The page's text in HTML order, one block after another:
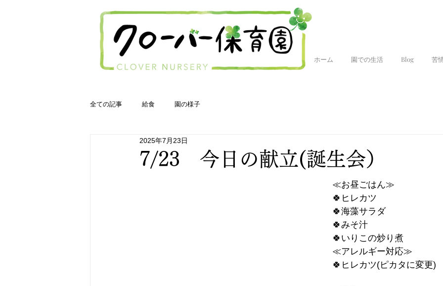
ホーム 園での生活 Blog 苦
全ての記事 給食 園の様子
7/23 今日の献立(誕生会）
2025年7月23日
≪お昼ごはん≫
🍀ヒレカツ
🍀海藻サラダ
🍀みそ汁
🍀いりこの炒り煮
≪アレルギー対応≫
🍀ヒレカツ(ピカタに変更)